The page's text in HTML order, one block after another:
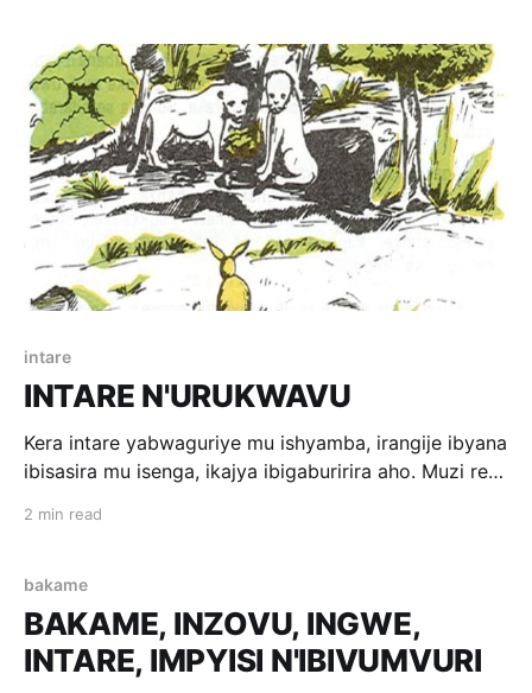
riba niritungana zizajya zijya ibihe byo
intare
INTARE N'URUKWAVU
Kera intare yabwaguriye mu ishyamba, irangije ibyana
ibisasira mu isenga, ikajya ibigaburirira aho. Muzi rero
bizi kurya cyane. Ni yo mpamvu iyo ntare
ibone ibiyihaza yo n’ibyana byayo. Umunsi umwe
isigira ibyana byayo ibyo
2 min read
bakame
BAKAME, INZOVU, INGWE,
INTARE, IMPYISI N'IBIVUMVURI